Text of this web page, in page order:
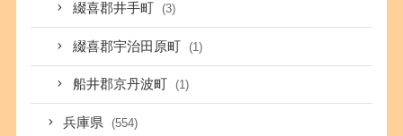
綴喜郡井手町 (3)
綴喜郡宇治田原町 (1)
船井郡京丹波町 (1)
兵庫県 (554)